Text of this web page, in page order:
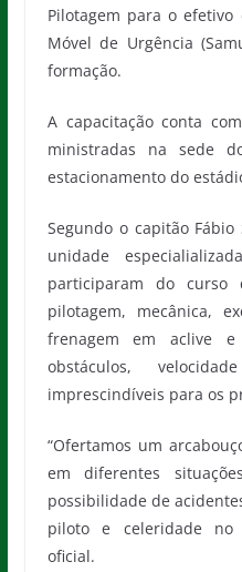
Pilotagem para o
Móvel de Urgência
formação.
A capacitação conta
ministradas na sede
estacionamento do
Segundo o capitão
unidade
participaram do curso
pilotagem, mecânica,
frenagem em aclive e
obstáculos,
imprescindíveis para os
“Ofertamos um
em diferentes
possibilidade de
piloto e celeridade no
oficial.